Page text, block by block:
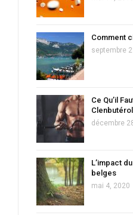
Comment
septembre
Ce Qu’il
Clenbutérol
décembre
L’impact
belges
mai 4, 2020